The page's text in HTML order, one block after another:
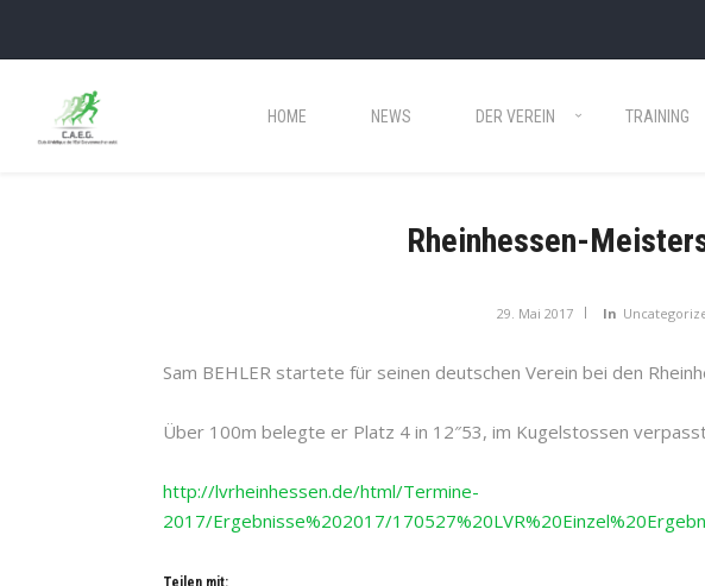
HOME NEWS DER VEREIN TRAINING
Rheinhessen-
29. Mai 2017 In
Sam BEHLER startete für seinen deutschen Verein bei den
Über 100m belegte er Platz 4 in 12″53, im Kugelstossen
http://lvrheinhessen.de/html/Termine-
2017/Ergebnisse%202017/
Teilen mit: